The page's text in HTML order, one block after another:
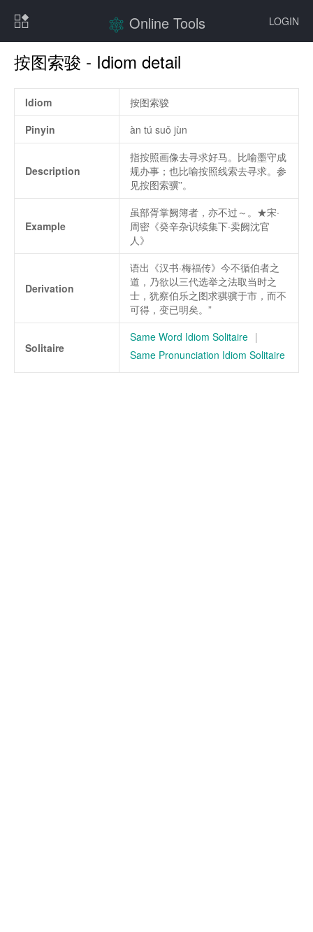
LOGIN
Online Tools
按图索骏 - Idiom detail
Idiom
按图索骏
Pinyin
àn tú suǒ jùn
Description
指按照画像去寻求好马。比喻墨守成
规办事；也比喻按照线索去寻求。参
见按图索骥”。
Example
虽部胥掌阙簿者，亦不过～。★宋·
周密《癸辛杂识续集下·卖阙沈官
人》
Derivation
语出《汉书·梅福传》今不循伯者之
道，乃欲以三代选举之法取当时之
士，犹察伯乐之图求骐骥于市，而不
可得，变已明矣。”
Solitaire
Same Word Idiom Solitaire |
Same Pronunciation Idiom Solitaire